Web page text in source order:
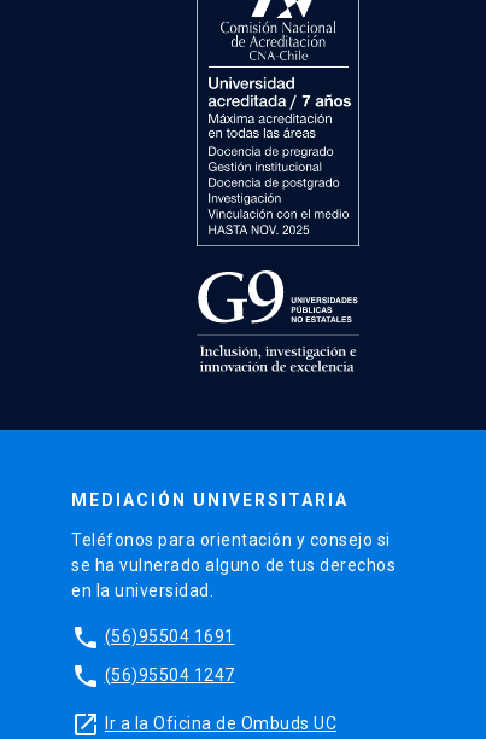
MEDIACIÓN UNIVERSITARIA
Teléfonos para orientación y consejo si
se ha vulnerado alguno de tus derechos
en la universidad.
phone (56)95504 1691
phone (56)95504 1247
launch Ir a la Oficina de Ombuds UC